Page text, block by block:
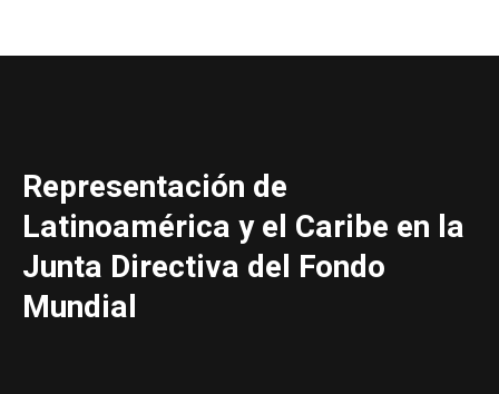
Representación de
Latinoamérica y el Caribe en la
Junta Directiva del Fondo
Mundial